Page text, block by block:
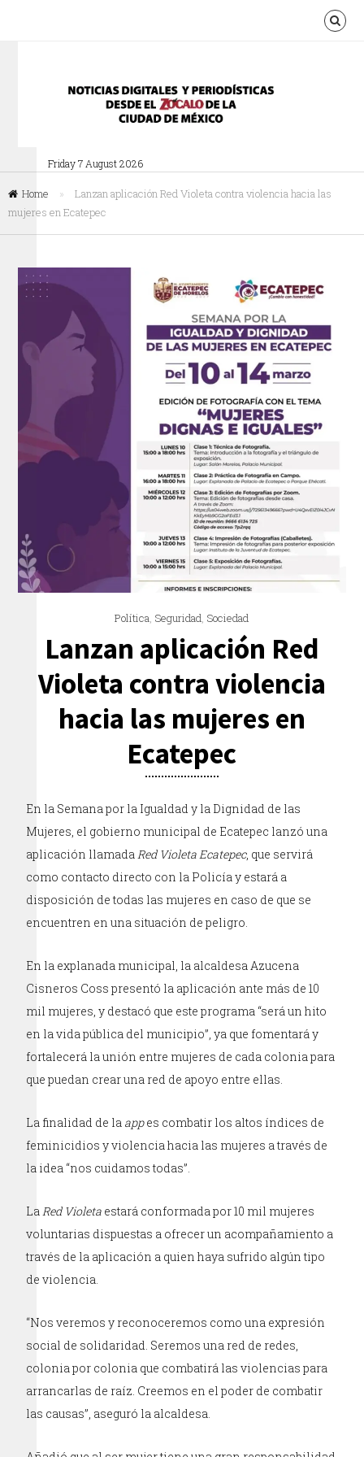
Friday 7 August 2026
Home »
Lanzan aplicación Red Violeta contra violencia hacia las
mujeres en Ecatepec
Política, Seguridad, Sociedad
Lanzan aplicación Red
Violeta contra violencia
hacia las mujeres en
Ecatepec
En la Semana por la Igualdad y la Dignidad de las
Mujeres, el gobierno municipal de Ecatepec lanzó una
aplicación llamadaRed Violeta Ecatepec, que servirá
como contacto directo con la Policía y estará a
disposición de todas las mujeres en caso de que se
encuentren en una situación de peligro.
En la explanada municipal, la alcaldesa Azucena
Cisneros Coss presentó la aplicación ante más de 10
mil mujeres, y destacó que este programa “será un hito
en la vida pública del municipio”, ya que fomentará y
fortalecerá la unión entre mujeres de cada colonia para
que puedan crear una red de apoyo entre ellas.
La finalidad de la appes combatir los altos índices de
feminicidios y violencia hacia las mujeres a través de
la idea “nos cuidamos todas”.
LaRed Violeta estará conformada por 10 mil mujeres
voluntarias dispuestas a ofrecer un acompañamiento a
través de la aplicación a quien haya sufrido algún tipo
de violencia.
“Nos veremos y reconoceremos como una expresión
social de solidaridad. Seremos una red de redes,
colonia por colonia que combatirá las violencias para
arrancarlas de raíz. Creemos en el poder de combatir
las causas”, aseguró la alcaldesa.